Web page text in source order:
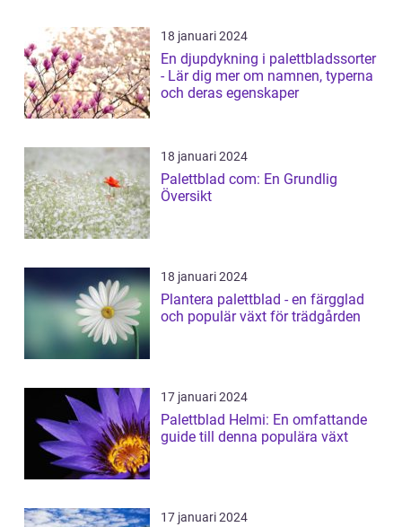
18 januari 2024
En djupdykning i palettbladssorter
- Lär dig mer om namnen, typerna
och deras egenskaper
18 januari 2024
Palettblad com: En Grundlig
Översikt
18 januari 2024
Plantera palettblad - en färgglad
och populär växt för trädgården
17 januari 2024
Palettblad Helmi: En omfattande
guide till denna populära växt
17 januari 2024